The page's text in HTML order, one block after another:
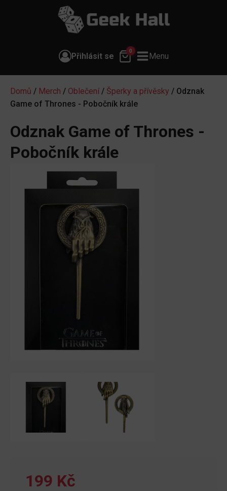
Přihlásit se
0
Menu
Domů / Merch / Oblečení / Šperky a přívěsky / Odznak
Game of Thrones - Pobočník krále
Odznak Game of Thrones -
Pobočník krále
199 Kč